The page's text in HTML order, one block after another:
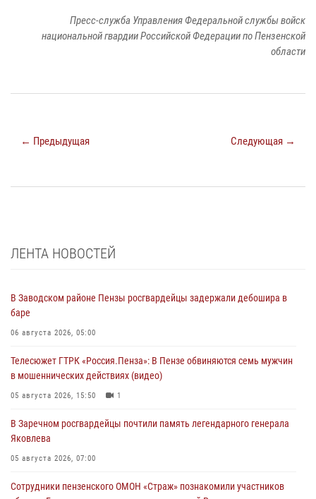
Пресс-служба Управления Федеральной службы войск
национальной гвардии Российской Федерации по Пензенской
области
← Предыдущая Следующая →
ЛЕНТА НОВОСТЕЙ
В Заводском районе Пензы росгвардейцы задержали дебошира в
баре
06 августа 2026, 05:00
Телесюжет ГТРК «Россия.Пенза»: В Пензе обвиняются семь мужчин
в мошеннических действиях (видео)
05 августа 2026, 15:50 1
В Заречном росгвардейцы почтили память легендарного генерала
Яковлева
05 августа 2026, 07:00
Сотрудники пензенского ОМОН «Страж» познакомили участников